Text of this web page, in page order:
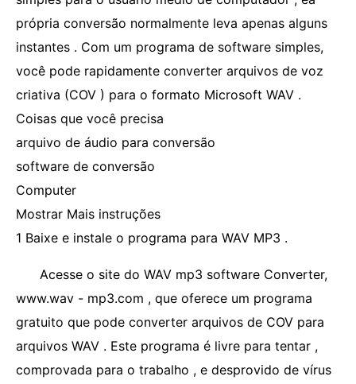
própria conversão normalmente leva apenas alguns
instantes . Com um programa de software simples,
você pode rapidamente converter arquivos de voz
criativa (COV ) para o formato Microsoft WAV .
Coisas que você precisa
arquivo de áudio para conversão
software de conversão
Computer
Mostrar Mais instruções
1 Baixe e instale o programa para WAV MP3 .
Acesse o site do WAV mp3 software Converter,
www.wav - mp3.com , que oferece um programa
gratuito que pode converter arquivos de COV para
arquivos WAV . Este programa é livre para tentar ,
comprovada para o trabalho , e desprovido de vírus